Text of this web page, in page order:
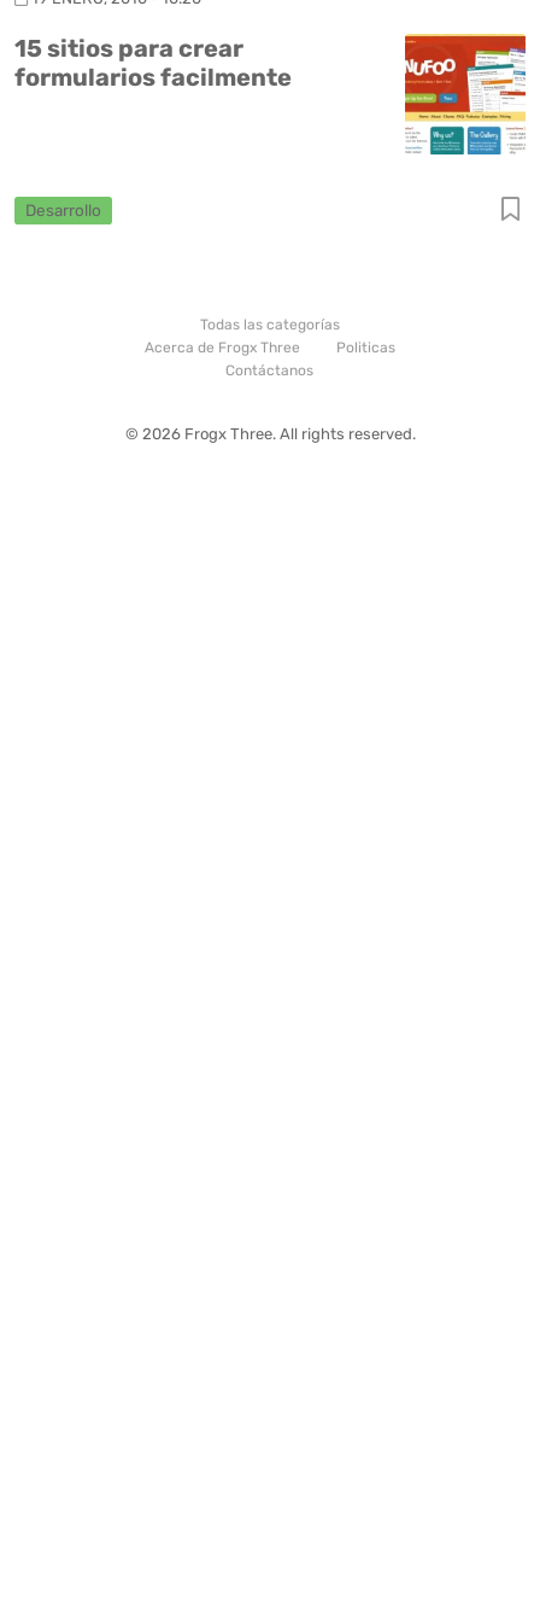
15 sitios para crear
formularios facilmente
Desarrollo
Todas las categorías
Acerca de Frogx Three
Politicas
Contáctanos
© 2026 Frogx Three. All rights reserved.